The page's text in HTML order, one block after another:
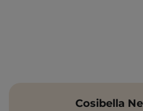
Cosibella